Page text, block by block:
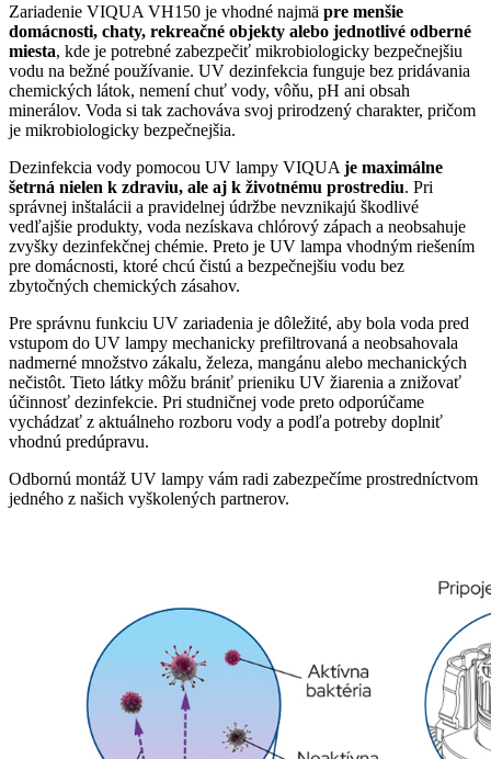
Zariadenie VIQUA VH150 je vhodné najmä pre menšie
domácnosti, chaty, rekreačné objekty alebo jednotlivé odberné
miesta, kde je potrebné zabezpečiť mikrobiologicky bezpečnejšiu
vodu na bežné používanie. UV dezinfekcia funguje bez pridávania
chemických látok, nemení chuť vody, vôňu, pH ani obsah
minerálov. Voda si tak zachováva svoj prirodzený charakter, pričom
je mikrobiologicky bezpečnejšia.
Dezinfekcia vody pomocou UV lampy VIQUA je maximálne
šetrná nielen k zdraviu, ale aj k životnému prostrediu. Pri
správnej inštalácii a pravidelnej údržbe nevznikajú škodlivé
vedľajšie produkty, voda nezískava chlórový zápach a neobsahuje
zvyšky dezinfekčnej chémie. Preto je UV lampa vhodným riešením
pre domácnosti, ktoré chcú čistú a bezpečnejšiu vodu bez
zbytočných chemických zásahov.
Pre správnu funkciu UV zariadenia je dôležité, aby bola voda pred
vstupom do UV lampy mechanicky prefiltrovaná a neobsahovala
nadmerné množstvo zákalu, železa, mangánu alebo mechanických
nečistôt. Tieto látky môžu brániť prieniku UV žiarenia a znižovať
účinnosť dezinfekcie. Pri studničnej vode preto odporúčame
vychádzať z aktuálneho rozboru vody a podľa potreby doplniť
vhodnú predúpravu.
Odbornú montáž UV lampy vám radi zabezpečíme prostredníctvom
jedného z našich vyškolených partnerov.